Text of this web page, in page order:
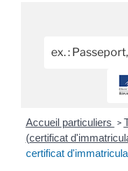
Accueil particuliers >
(certificat
certificat